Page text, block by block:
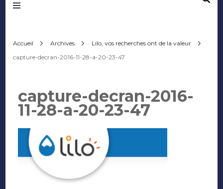
d'Audencia
SciencesCom
Accueil Archives
Lilo, vos recherches ont de la valeur
capture-decran-2016-11-28-a-20-23-47
capture-decran-2016-
11-28-a-20-23-47